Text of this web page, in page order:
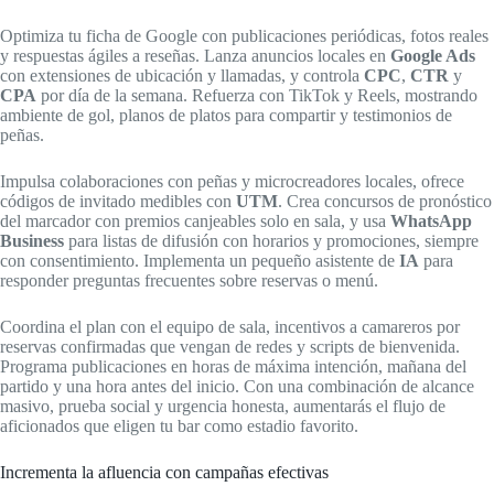
Optimiza tu ficha de Google con publicaciones periódicas, fotos reales
y respuestas ágiles a reseñas. Lanza anuncios locales en Google Ads
con extensiones de ubicación y llamadas, y controla CPC, CTR y
CPA por día de la semana. Refuerza con TikTok y Reels, mostrando
ambiente de gol, planos de platos para compartir y testimonios de
peñas.
Impulsa colaboraciones con peñas y microcreadores locales, ofrece
códigos de invitado medibles con UTM. Crea concursos de pronóstico
del marcador con premios canjeables solo en sala, y usa WhatsApp
Business para listas de difusión con horarios y promociones, siempre
con consentimiento. Implementa un pequeño asistente de IA para
responder preguntas frecuentes sobre reservas o menú.
Coordina el plan con el equipo de sala, incentivos a camareros por
reservas confirmadas que vengan de redes y scripts de bienvenida.
Programa publicaciones en horas de máxima intención, mañana del
partido y una hora antes del inicio. Con una combinación de alcance
masivo, prueba social y urgencia honesta, aumentarás el flujo de
aficionados que eligen tu bar como estadio favorito.
Incrementa la afluencia con campañas efectivas